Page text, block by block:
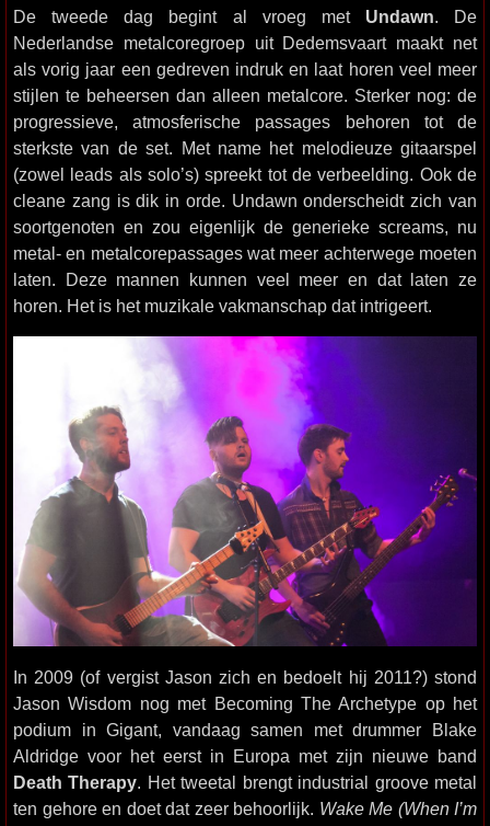
De tweede dag begint al vroeg met Undawn. De
Nederlandse metalcoregroep uit Dedemsvaart maakt net
als vorig jaar een gedreven indruk en laat horen veel meer
stijlen te beheersen dan alleen metalcore. Sterker nog: de
progressieve, atmosferische passages behoren tot de
sterkste van de set. Met name het melodieuze gitaarspel
(zowel leads als solo’s) spreekt tot de verbeelding. Ook de
cleane zang is dik in orde. Undawn onderscheidt zich van
soortgenoten en zou eigenlijk de generieke screams, nu
metal- en metalcorepassages wat meer achterwege moeten
laten. Deze mannen kunnen veel meer en dat laten ze
horen. Het is het muzikale vakmanschap dat intrigeert.
In 2009 (of vergist Jason zich en bedoelt hij 2011?) stond
Jason Wisdom nog met Becoming The Archetype op het
podium in Gigant, vandaag samen met drummer Blake
Aldridge voor het eerst in Europa met zijn nieuwe band
Death Therapy. Het tweetal brengt industrial groove metal
ten gehore en doet dat zeer behoorlijk. Wake Me (When I’m